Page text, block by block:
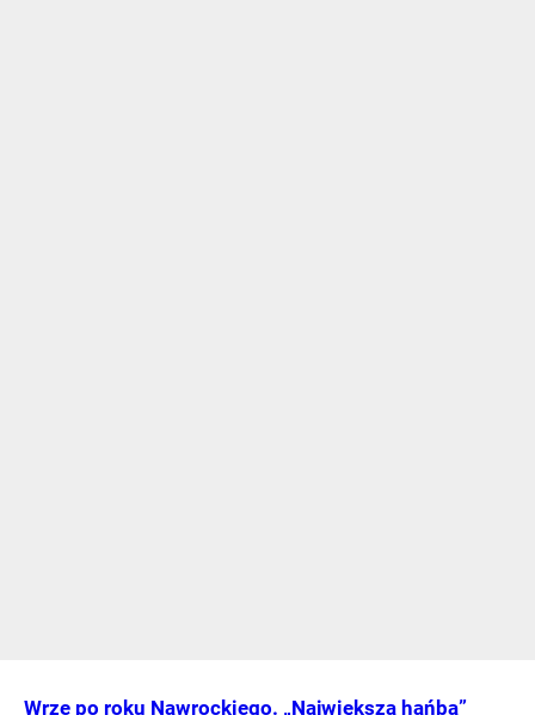
Wrze po roku Nawrockiego. „Największa hańba”